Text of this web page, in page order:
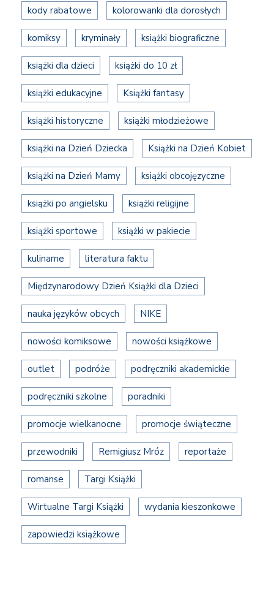
kody rabatowe kolorowanki dla dorosłych
komiksy kryminały książki biograficzne
książki dla dzieci książki do 10 zł
książki edukacyjne Książki fantasy
książki historyczne książki młodzieżowe
książki na Dzień Dziecka Książki na Dzień Kobiet
książki na Dzień Mamy książki obcojęzyczne
książki po angielsku książki religijne
książki sportowe książki w pakiecie
kulinarne literatura faktu
Międzynarodowy Dzień Książki dla Dzieci
nauka języków obcych NIKE
nowości komiksowe nowości książkowe
outlet podróże podręczniki akademickie
podręczniki szkolne poradniki
promocje wielkanocne promocje świąteczne
przewodniki Remigiusz Mróz reportaże
romanse Targi Książki
Wirtualne Targi Książki wydania kieszonkowe
zapowiedzi książkowe